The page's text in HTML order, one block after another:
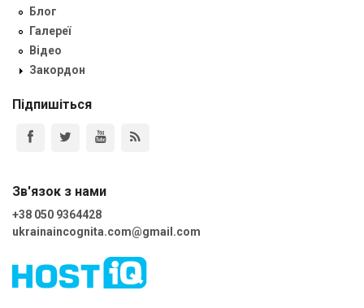
Блог
Галереї
Відео
Закордон
Підпишіться
Зв'язок з нами
+38 050 9364428
ukrainaincognita.com@gmail.com